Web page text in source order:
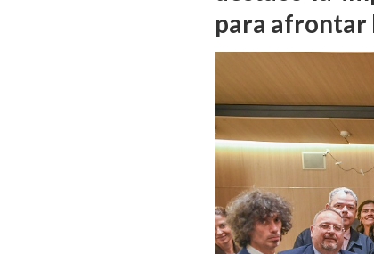
para afrontar